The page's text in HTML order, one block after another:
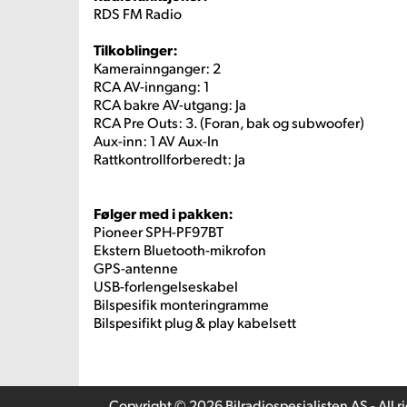
RDS FM Radio
Tilkoblinger:
Kamerainnganger: 2
RCA AV-inngang: 1
RCA bakre AV-utgang: Ja
RCA Pre Outs: 3. (Foran, bak og subwoofer)
Aux-inn: 1 AV Aux-In
Rattkontrollforberedt: Ja
Følger med i pakken:
Pioneer SPH-PF97BT
Ekstern Bluetooth-mikrofon
GPS-antenne
USB-forlengelseskabel
Bilspesifik monteringramme
Bilspesifikt plug & play kabelsett